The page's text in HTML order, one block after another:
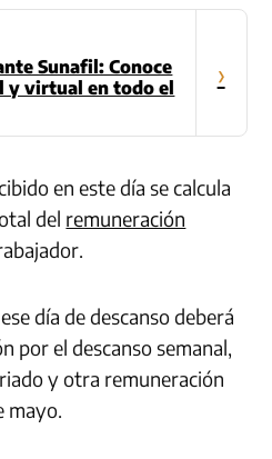
Sunafil: Conoce
y virtual en todo el
›
en este día se calcula
del remuneración
día de descanso deberá
por el descanso semanal,
y otra remuneración
mayo.